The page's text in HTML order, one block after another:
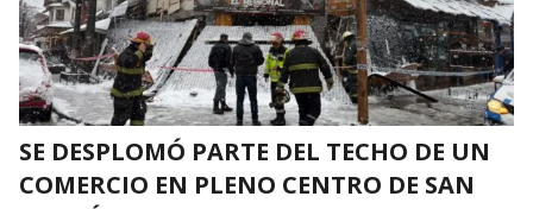
SE DESPLOMÓ PARTE DEL TECHO DE UN
COMERCIO EN PLENO CENTRO DE SAN